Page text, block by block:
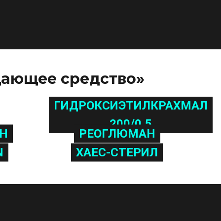
средство»
ГИДРОКСИЭТИЛКРАХМАЛ
200/0,5
РЕОГЛЮМАН
ХАЕС-СТЕРИЛ